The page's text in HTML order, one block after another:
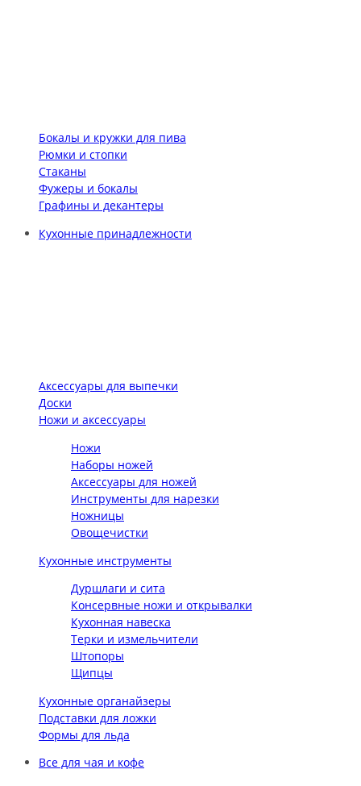
Бокалы и кружки для пива
Рюмки и стопки
Стаканы
Фужеры и бокалы
Графины и декантеры
Кухонные принадлежности
Аксессуары для выпечки
Доски
Ножи и аксессуары
Ножи
Наборы ножей
Аксессуары для ножей
Инструменты для нарезки
Ножницы
Овощечистки
Кухонные инструменты
Дуршлаги и сита
Консервные ножи и открывалки
Кухонная навеска
Терки и измельчители
Штопоры
Щипцы
Кухонные органайзеры
Подставки для ложки
Формы для льда
Все для чая и кофе